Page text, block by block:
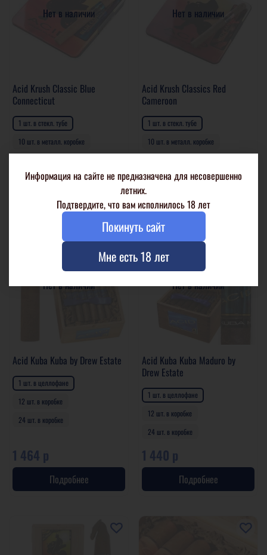
Нет в наличии
Acid Krush Classic Blue
Connecticut
1 шт. в стекл. тубе
10 шт. в металл. коробке
Нет в наличии
Acid Krush Classics Red
Cameroon
1 шт. в стекл. тубе
10 шт. в металл. коробке
Нет в наличии
Acid Kuba Kuba by Drew Estate
1 шт. в целлофане
12 шт. в коробке
24 шт. в коробке
1 464 р
Подробнее
Нет в наличии
Acid Kuba Kuba Maduro by
Drew Estate
1 шт. в целлофане
12 шт. в коробке
24 шт. в коробке
1 440 р
Подробнее
Информация на сайте не предназначена для несовершенно
летних.
Подтвердите, что вам исполнилось 18 лет
Покинуть сайт
Мне есть 18 лет